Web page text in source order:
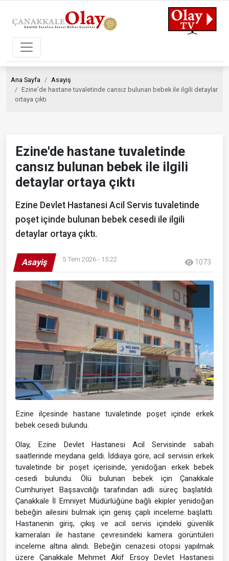
Ana Sayfa
Asayiş
Ezine'de hastane tuvaletinde cansız bulunan bebek ile ilgili detaylar
ortaya çıktı
Ezine'de hastane tuvaletinde
cansız bulunan bebek ile ilgili
detaylar ortaya çıktı
Ezine Devlet Hastanesi Acil Servis tuvaletinde
poşet içinde bulunan bebek cesedi ile ilgili
detaylar ortaya çıktı.
Asayiş 5 Tem 2026 - 15:22 1073
Ezine ilçesinde hastane tuvaletinde poşet içinde erkek
bebek cesedi bulundu.
Olay, Ezine Devlet Hastanesi Acil Servisinde sabah
saatlerinde meydana geldi. İddiaya göre, acil servisin erkek
tuvaletinde bir poşet içerisinde, yenidoğan erkek bebek
cesedi bulundu. Ölü bulunan bebek için Çanakkale
Cumhuriyet Başsavcılığı tarafından adli süreç başlatıldı.
Çanakkale İl Emniyet Müdürlüğüne bağlı ekipler yenidoğan
bebeğin ailesini bulmak için geniş çaplı inceleme başlattı.
Hastanenin giriş, çıkış ve acil servis içindeki güvenlik
kameraları ile hastane çevresindeki kamera görüntüleri
inceleme altına alındı. Bebeğin cenazesi otopsi yapılmak
üzere Çanakkale Mehmet Akif Ersoy Devlet Hastanesi